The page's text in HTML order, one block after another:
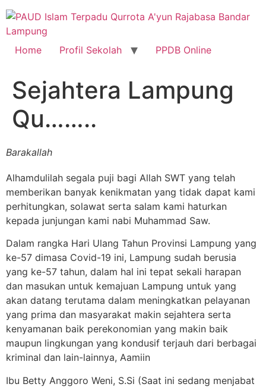
Skip
to
content
Home
Profil Sekolah PPDB Online
Sejahtera Lampung
Qu……..
Barakallah
Alhamdulilah segala puji bagi Allah SWT yang telah
memberikan banyak kenikmatan yang tidak dapat kami
perhitungkan, solawat serta salam kami haturkan
kepada junjungan kami nabi Muhammad Saw.
Dalam rangka Hari Ulang Tahun Provinsi Lampung yang
ke-57 dimasa Covid-19 ini, Lampung sudah berusia
yang ke-57 tahun, dalam hal ini tepat sekali harapan
dan masukan untuk kemajuan Lampung untuk yang
akan datang terutama dalam meningkatkan pelayanan
yang prima dan masyarakat makin sejahtera serta
kenyamanan baik perekonomian yang makin baik
maupun lingkungan yang kondusif terjauh dari berbagai
kriminal dan lain-lainnya, Aamiin
Ibu Betty Anggoro Weni, S.Si (Saat ini sedang menjabat